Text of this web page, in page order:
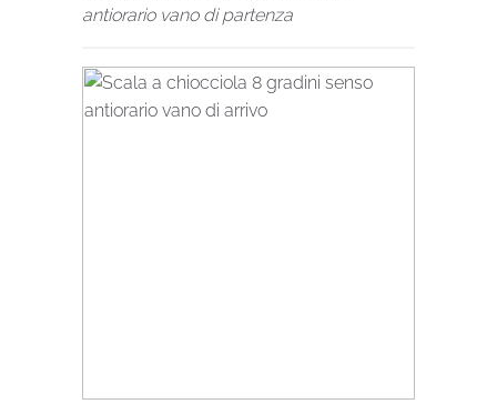
antiorario vano di partenza